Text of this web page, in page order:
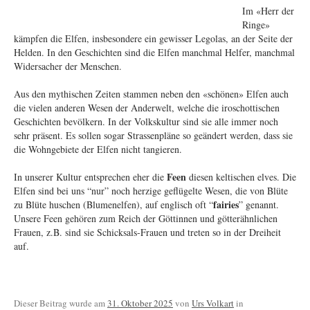
Im «Herr der
Ringe»
kämpfen die Elfen, insbesondere ein gewisser Legolas, an der Seite der
Helden. In den Geschichten sind die Elfen manchmal Helfer, manchmal
Widersacher der Menschen.
Aus den mythischen Zeiten stammen neben den «schönen» Elfen auch
die vielen anderen Wesen der Anderwelt, welche die iroschottischen
Geschichten bevölkern. In der Volkskultur sind sie alle immer noch
sehr präsent. Es sollen sogar Strassenpläne so geändert werden, dass sie
die Wohngebiete der Elfen nicht tangieren.
In unserer Kultur entsprechen eher die Feen diesen keltischen elves. Die
Elfen sind bei uns “nur” noch herzige geflügelte Wesen, die von Blüte
zu Blüte huschen (Blumenelfen), auf englisch oft “fairies” genannt.
Unsere Feen gehören zum Reich der Göttinnen und götterähnlichen
Frauen, z.B. sind sie Schicksals-Frauen und treten so in der Dreiheit
auf.
Dieser Beitrag wurde am 31. Oktober 2025 von Urs Volkart in